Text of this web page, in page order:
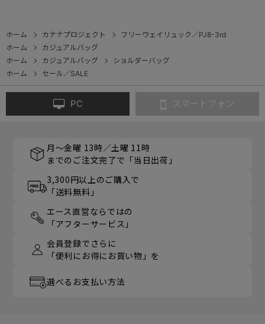
ホーム カナナプロジェクト
フリーウェイリュック／PJ8-3rd
ホーム
カジュアルバッグ
ホーム
カジュアルバッグ
ショルダーバッグ
ホーム
セール／SALE
PC スマートフォン
月～金曜 13時／土曜 11時
までのご注文完了で「当日出荷」
3,300円以上のご購入で
「送料無料」
エース直営ならではの
「アフターサービス」
会員登録でさらに
「便利にお得にお買い物」を
選べるお支払い方法